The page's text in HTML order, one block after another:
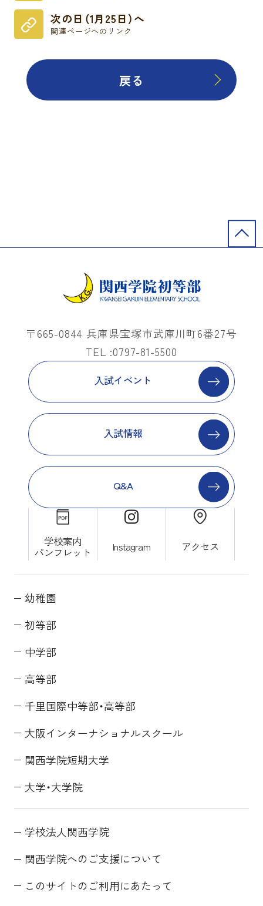
次の日（1月25日）へ
関連ページへのリンク
戻る
〒665-0844 兵庫県宝塚市武庫川町6番27号
TEL :0797-81-5500
入試イベント
入試情報
Q&A
学校案内
パンフレット Instagram アクセス
幼稚園
初等部
中学部
高等部
千里国際中等部・高等部
大阪インターナショナルスクール
関西学院短期大学
大学・大学院
学校法人関西学院
関西学院へのご支援について
このサイトのご利用にあたって